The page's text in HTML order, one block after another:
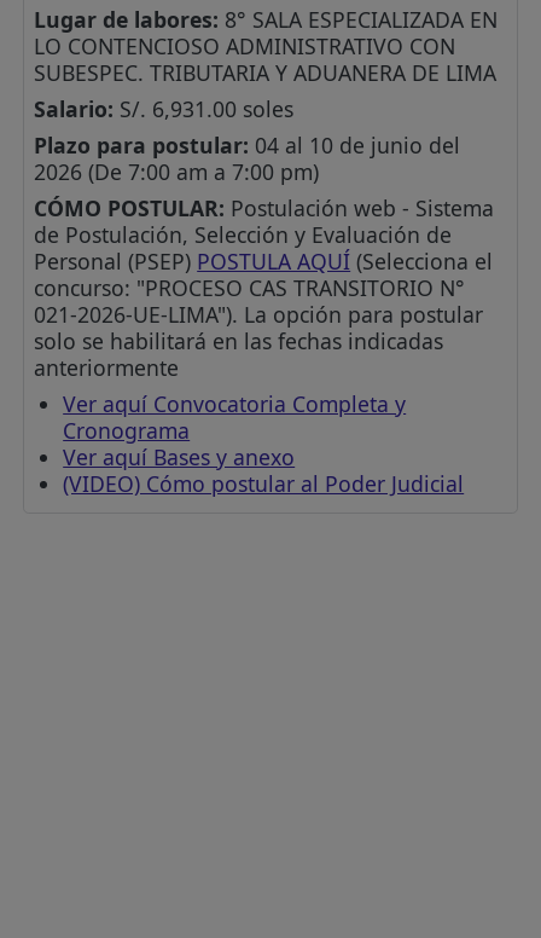
Lugar de labores: 8° SALA ESPECIALIZADA EN
LO CONTENCIOSO ADMINISTRATIVO CON
SUBESPEC. TRIBUTARIA Y ADUANERA DE LIMA
Salario: S/. 6,931.00 soles
Plazo para postular: 04 al 10 de junio del
2026 (De 7:00 am a 7:00 pm)
CÓMO POSTULAR: Postulación web - Sistema
de Postulación, Selección y Evaluación de
Personal (PSEP) POSTULA AQUÍ (Selecciona el
concurso: "PROCESO CAS TRANSITORIO N°
021-2026-UE-LIMA"). La opción para postular
solo se habilitará en las fechas indicadas
anteriormente
Ver aquí Convocatoria Completa y
Cronograma
Ver aquí Bases y anexo
(VIDEO) Cómo postular al Poder Judicial